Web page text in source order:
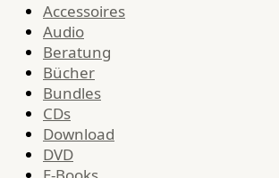
Accessoires
Audio
Beratung
Bücher
Bundles
CDs
Download
DVD